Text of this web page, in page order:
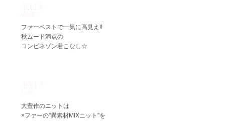
Wed
ファーベストで一気に高見え!!
秋ムード満点の
コンビネゾン着こなし☆
大豊作のニットは
×ファーの"異素材MIXニット"を